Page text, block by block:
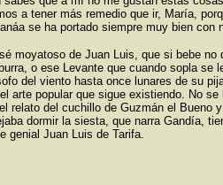
a tener más remedio que ir, María,
se ha portado siempre muy bien con
moyatoso de Juan Luis, que si bebe no
o ese Levante que cuando sopla se
del viento hasta once lunares de su
arte popular que sigue existiendo. No se
relato del cuchillo de Guzmán el Bueno
dormir la siesta, que narra Gandía,
genial Juan Luis de Tarifa.